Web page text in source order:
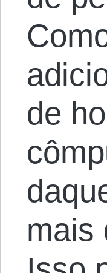
de
mais